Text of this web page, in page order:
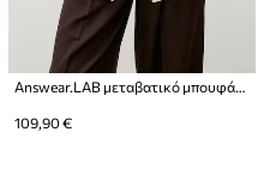
109,90 €